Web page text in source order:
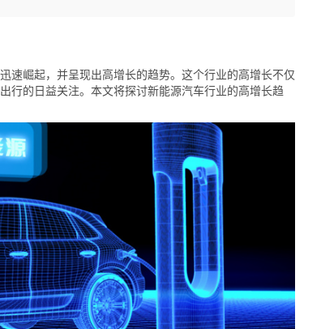
速崛起，并呈现出高增长的趋势。这个行业的高增长不仅
行的日益关注。本文将探讨新能源汽车行业的高增长趋